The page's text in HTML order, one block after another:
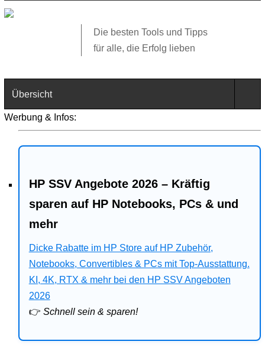
Die besten Tools und Tipps
für alle, die Erfolg lieben
Übersicht
Technik
Web
Business
Angebote
Bitdefender
Ratgeber
Werbung & Infos:
HP SSV Angebote 2026 – Kräftig
sparen auf HP Notebooks, PCs & und
mehr
Dicke Rabatte im HP Store auf HP Zubehör,
Notebooks, Convertibles & PCs mit Top-Ausstattung.
KI, 4K, RTX & mehr bei den HP SSV Angeboten
2026
👉 Schnell sein & sparen!